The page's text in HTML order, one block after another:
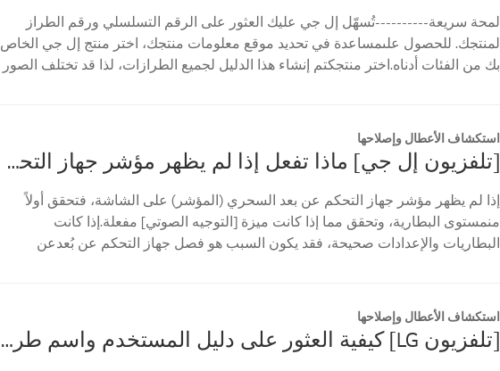
لمحة سريعة----------تُسهّل إل جي عليك العثور على الرقم التسلسلي ورقم الطراز
لمنتجك. للحصول علىمساعدة في تحديد موقع معلومات منتجك، اختر منتج إل جي الخاص
بك من الفئات أدناه.اختر منتجكتم إنشاء هذا الدليل لجميع الطرازات، لذا قد تختلف الصور
استكشاف الأعطال وإصلاحها
[تلفزيون إل جي] ماذا تفعل إذا لم يظهر مؤشر جهاز التحكم عن بعد السحري؟
إذا لم يظهر مؤشر جهاز التحكم عن بعد السحري (المؤشر) على الشاشة، فتحقق أولاً
منمستوى البطارية، وتحقق مما إذا كانت ميزة [التوجيه الصوتي] مفعلة.إذا كانت
البطاريات والإعدادات صحيحة، فقد يكون السبب هو فصل جهاز التحكم عن بُعدعن
استكشاف الأعطال وإصلاحها
[تلفزيون LG] كيفية العثور على دليل المستخدم واسم طراز التلفزيون